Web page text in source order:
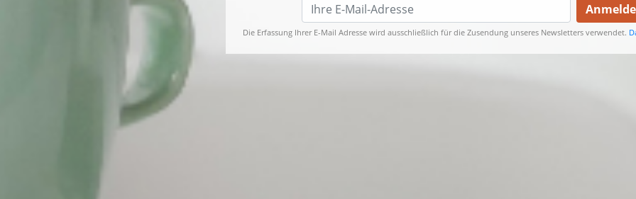
Die Erfassung Ihrer E-Mail Adresse wird ausschließlich für die Zusendung unseres Newsletters verwendet.